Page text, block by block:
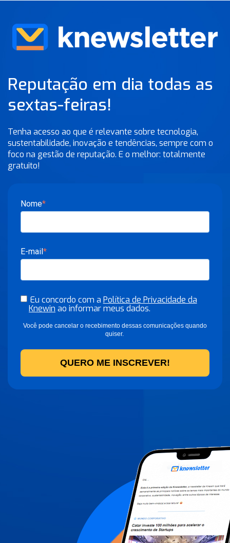
Reputação em dia todas as
sextas-feiras!
Tenha acesso ao que é relevante sobre tecnologia,
sustentabilidade, inovação e tendências, sempre com o
foco na gestão de reputação. E o melhor: totalmente
gratuito!
Nome*
E-mail *
Eu concordo com a Política de Privacidade da
Knewin ao informar meus dados.
Você pode cancelar o recebimento dessas comunicações quando
quiser.